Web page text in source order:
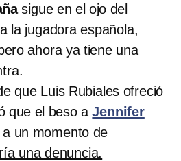
sigue en el ojo del
la jugadora española,
ahora ya tiene una
que Luis Rubiales ofreció
que el beso a Jennifer
un momento de
una denuncia.